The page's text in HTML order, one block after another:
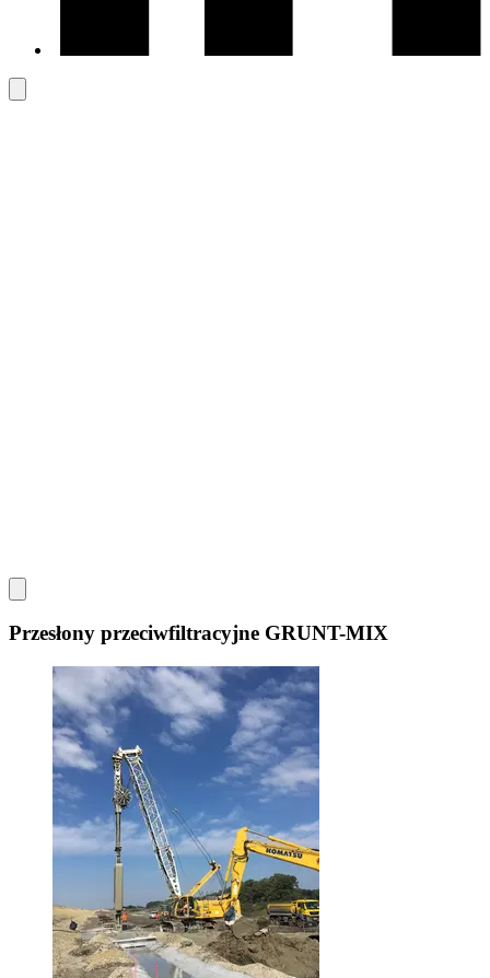
Przesłony przeciwfiltracyjne GRUNT-MIX